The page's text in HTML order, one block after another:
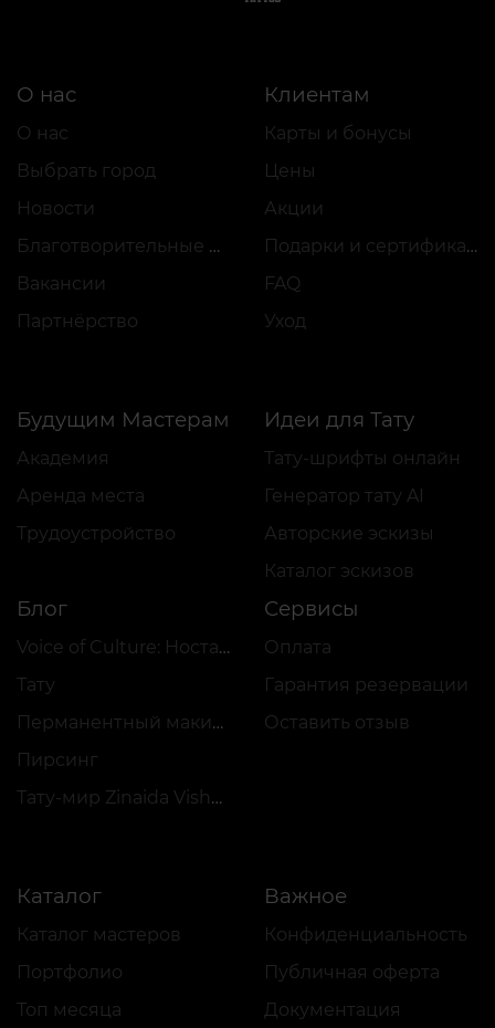
О нас
О нас
Выбрать город
Новости
Благотворительные проекты
Вакансии
Партнёрство
Клиентам
Карты и бонусы
Цены
Акции
Подарки и сертификаты
FAQ
Уход
Будущим Мастерам
Академия
Аренда места
Трудоустройство
Идеи для Тату
Тату-шрифты онлайн
Генератор тату AI
Авторские эскизы
Каталог эскизов
Блог
Voice of Culture: Ностальгия по 2000-м
Тату
Перманентный макияж
Пирсинг
Тату-мир Zinaida Vishenka
Сервисы
Оплата
Гарантия резервации
Оставить отзыв
Каталог
Каталог мастеров
Портфолио
Топ месяца
Важное
Конфиденциальность
Публичная оферта
Документация